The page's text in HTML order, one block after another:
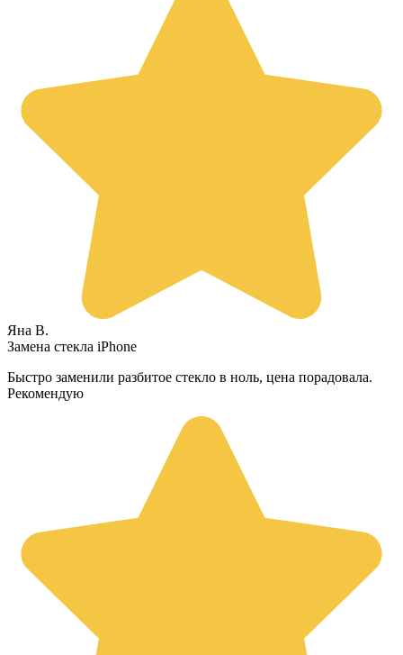
Яна В.
Замена стекла iPhone
Быстро заменили разбитое стекло в ноль, цена порадовала.
Рекомендую